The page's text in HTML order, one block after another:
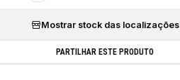
Mostrar stock das localizações
PARTILHAR ESTE PRODUTO